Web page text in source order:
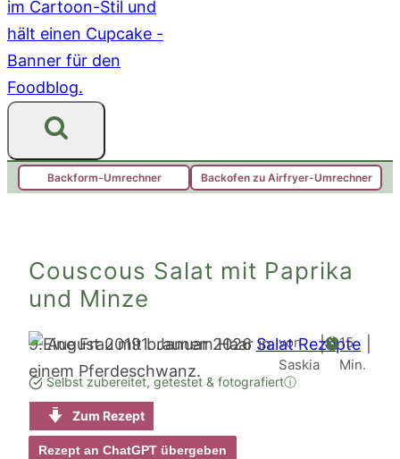
Backform-Umrechner Backofen zu Airfryer-Umrechner
Couscous Salat mit Paprika
und Minze
9. August 20191. Januar 2026 Salat Rezepte
von
Saskia
| 15
Min.
Selbst zubereitet, getestet & fotografiertⓘ
Zum Rezept
Rezept an ChatGPT übergeben